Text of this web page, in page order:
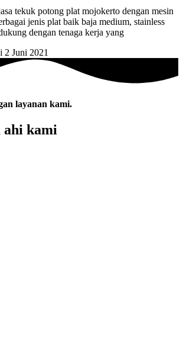
tekuk potong plat mojokerto dengan mesin
jenis plat baik baja medium, stainless
dengan tenaga kerja yang
2 Juni 2021
layanan kami.
ahi kami